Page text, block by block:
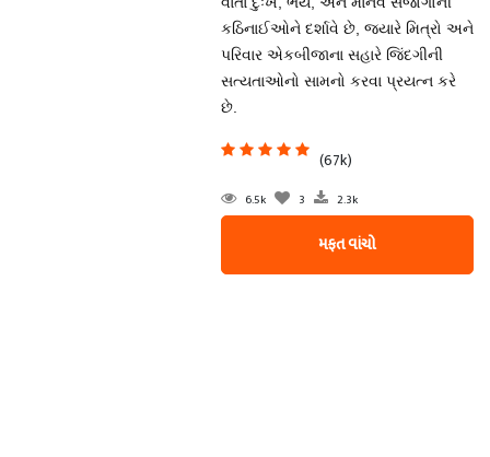
કઠિનાઈઓને દર્શાવે છે, જ્યારે મિત્રો અને
પરિવાર એકબીજાના સહારે જિંદગીની
સત્યતાઓનો સામનો કરવા પ્રયત્ન કરે
છે.
(67k)
6.5k 3 2.3k
મફત વાંચો